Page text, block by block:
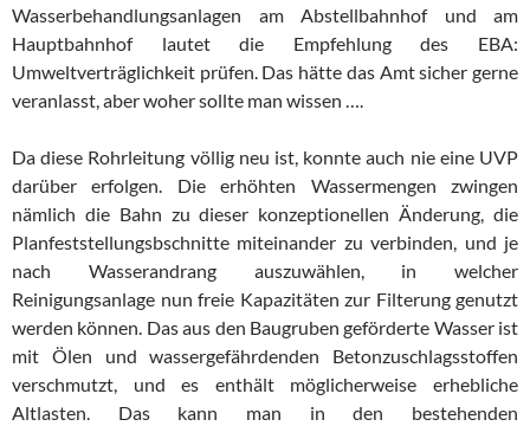
Wasserbehandlungsanlagen am Abstellbahnhof und am
Hauptbahnhof lautet die Empfehlung des EBA:
Umweltverträglichkeit prüfen. Das hätte das Amt sicher gerne
veranlasst, aber woher sollte man wissen ….
Da diese Rohrleitung völlig neu ist, konnte auch nie eine UVP
darüber erfolgen. Die erhöhten Wassermengen zwingen
nämlich die Bahn zu dieser konzeptionellen Änderung, die
Planfeststellungsbschnitte miteinander zu verbinden, und je
nach Wasserandrang auszuwählen, in welcher
Reinigungsanlage nun freie Kapazitäten zur Filterung genutzt
werden können. Das aus den Baugruben geförderte Wasser ist
mit Ölen und wassergefährdenden Betonzuschlagsstoffen
verschmutzt, und es enthält möglicherweise erhebliche
Altlasten. Das kann man in den bestehenden